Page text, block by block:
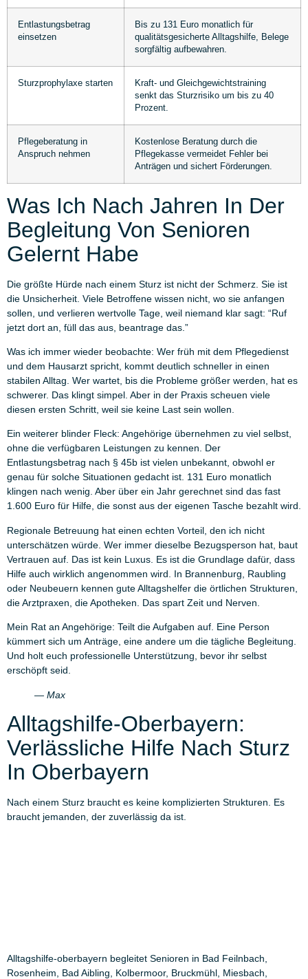
Entlastungsbetrag
einsetzen
Bis zu 131 Euro monatlich für
qualitätsgesicherte Alltagshilfe, Belege
sorgfältig aufbewahren.
Sturzprophylaxe starten
Kraft- und Gleichgewichtstraining
senkt das Sturzrisiko um bis zu 40
Prozent.
Pflegeberatung in
Anspruch nehmen
Kostenlose Beratung durch die
Pflegekasse vermeidet Fehler bei
Anträgen und sichert Förderungen.
Was Ich Nach Jahren In Der
Begleitung Von Senioren
Gelernt Habe
Die größte Hürde nach einem Sturz ist nicht der Schmerz. Sie ist
die Unsicherheit. Viele Betroffene wissen nicht, wo sie anfangen
sollen, und verlieren wertvolle Tage, weil niemand klar sagt: “Ruf
jetzt dort an, füll das aus, beantrage das.”
Was ich immer wieder beobachte: Wer früh mit dem Pflegedienst
und dem Hausarzt spricht, kommt deutlich schneller in einen
stabilen Alltag. Wer wartet, bis die Probleme größer werden, hat es
schwerer. Das klingt simpel. Aber in der Praxis scheuen viele
diesen ersten Schritt, weil sie keine Last sein wollen.
Ein weiterer blinder Fleck: Angehörige übernehmen zu viel selbst,
ohne die verfügbaren Leistungen zu kennen. Der
Entlastungsbetrag nach § 45b ist vielen unbekannt, obwohl er
genau für solche Situationen gedacht ist. 131 Euro monatlich
klingen nach wenig. Aber über ein Jahr gerechnet sind das fast
1.600 Euro für Hilfe, die sonst aus der eigenen Tasche bezahlt wird.
Regionale Betreuung hat einen echten Vorteil, den ich nicht
unterschätzen würde. Wer immer dieselbe Bezugsperson hat, baut
Vertrauen auf. Das ist kein Luxus. Es ist die Grundlage dafür, dass
Hilfe auch wirklich angenommen wird. In Brannenburg, Raubling
oder Neubeuern kennen gute Alltagshelfer die örtlichen Strukturen,
die Arztpraxen, die Apotheken. Das spart Zeit und Nerven.
Mein Rat an Angehörige: Teilt die Aufgaben auf. Eine Person
kümmert sich um Anträge, eine andere um die tägliche Begleitung.
Und holt euch professionelle Unterstützung, bevor ihr selbst
erschöpft seid.
— Max
Alltagshilfe-Oberbayern:
Verlässliche Hilfe Nach Sturz
In Oberbayern
Nach einem Sturz braucht es keine komplizierten Strukturen. Es
braucht jemanden, der zuverlässig da ist.
Alltagshilfe-oberbayern begleitet Senioren in Bad Feilnbach,
Rosenheim, Bad Aibling, Kolbermoor, Bruckmühl, Miesbach,